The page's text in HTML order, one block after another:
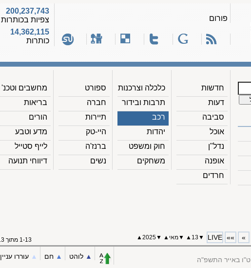
פורום
200,237,743
צפיות בכותרות
14,362,115
כותרות
חדשות
דעות
סביבה
אוכל
נדל"ן
אופנה
חרדים
כלכלה וצרכנות
תרבות ובידור
רכב
יהדות
חוק ומשפט
משחקים
ספורט
חברה
תיירות
היי-טק
ברנז'ה
נשים
מחשבים וטכנ'
בריאות
הורים
מדע וטבע
לייף סטייל
דיווחי תנועה
»
»»
LIVE
▼
13
▲
▼מאי ▲
▼
2025
▲ 1-13 מתוך 13
ט"ו באייר התשפ"ה ▲︎ לוהט ▲︎ חם ▲︎ עוררו עניין